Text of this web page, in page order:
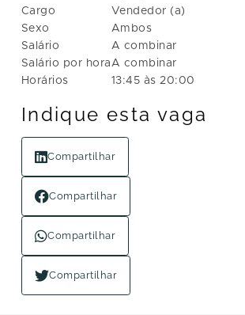
Cargo
Sexo
Salário
Salário por hora
Horários
Vendedor (a)
Ambos
A combinar
A combinar
13:45 às 20:00
Indique esta vaga
Compartilhar
Compartilhar
Compartilhar
Compartilhar